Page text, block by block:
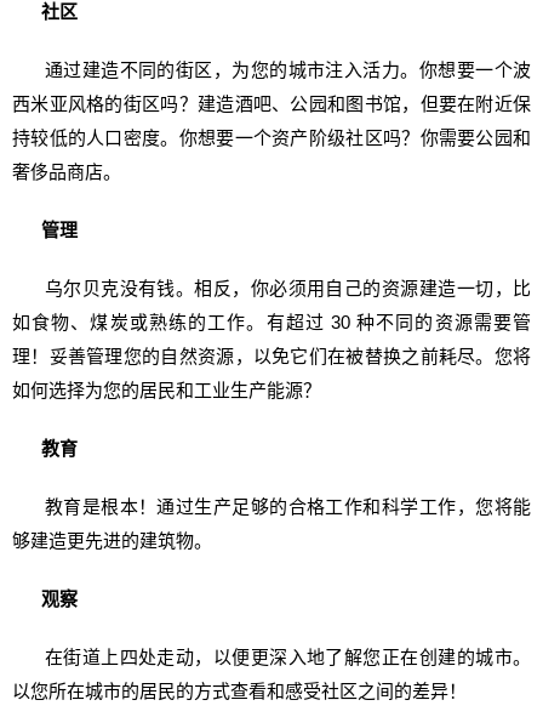
社区
通过建造不同的街区，为您的城市注入活力。你想要一个波
西米亚风格的街区吗？建造酒吧、公园和图书馆，但要在附近保
持较低的人口密度。你想要一个资产阶级社区吗？你需要公园和
奢侈品商店。
管理
乌尔贝克没有钱。相反，你必须用自己的资源建造一切，比
如食物、煤炭或熟练的工作。有超过 30 种不同的资源需要管
理！妥善管理您的自然资源，以免它们在被替换之前耗尽。您将
如何选择为您的居民和工业生产能源？
教育
教育是根本！通过生产足够的合格工作和科学工作，您将能
够建造更先进的建筑物。
观察
在街道上四处走动，以便更深入地了解您正在创建的城市。
以您所在城市的居民的方式查看和感受社区之间的差异！